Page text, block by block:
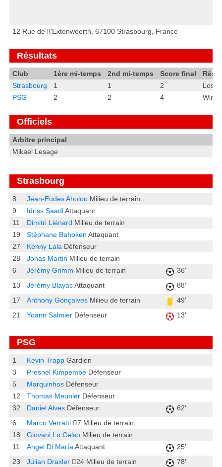
12 Rue de l\'Extenwoerth, 67100 Strasbourg, France
Résultats
Club 1ère mi-temps 2nd mi-temps Score final
Strasbourg
1 1 2
Loss
PSG
2 2 4 Win
Officiels
Arbitre principal
Mikael Lesage
Strasbourg
8 Jean-Eudes Aholou Milieu de terrain
9
Idriss Saadi Attaquant
11
Dimitri Liénard Milieu de terrain
19
Stéphane Bahoken Attaquant
27
Kenny Lala Défenseur
28
Jonas Martin Milieu de terrain
6
Jérémy Grimm Milieu de terrain
36'
13
Jérémy Blayac Attaquant
88'
17
Anthony Gonçalves Milieu de terrain
49'
21
Yoann Salmier Défenseur 13'
PSG
1 Kevin Trapp Gardien
3
Presnel Kimpembe Défenseur
5
Marquinhos Défenseur
12
Thomas Meunier Défenseur
32
Daniel Alves Défenseur
62'
6
Marco Verratti 7 Milieu de terrain
18
Giovani Lo Celso Milieu de terrain
11
Ángel Di María Attaquant
25'
23
Julian Draxler 24 Milieu de terrain
78'